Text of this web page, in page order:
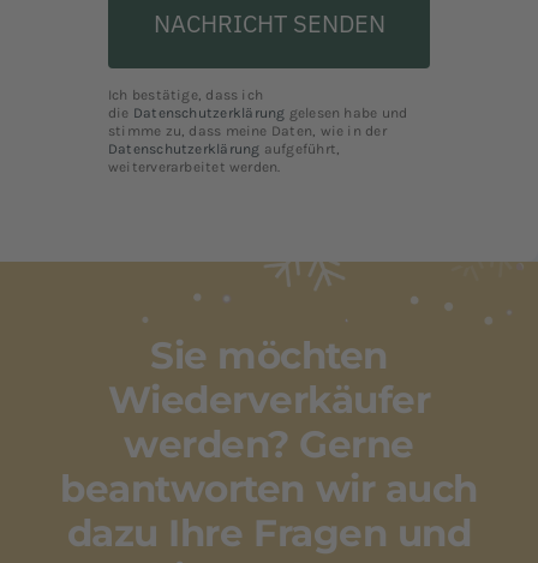
NACHRICHT SENDEN
Ich bestätige, dass ich
die Datenschutzerklärung gelesen habe und
stimme zu, dass meine Daten, wie in der
Datenschutzerklärung aufgeführt,
weiterverarbeitet werden.
Sie möchten
Wiederverkäufer
werden? Gerne
beantworten wir auch
dazu Ihre Fragen und